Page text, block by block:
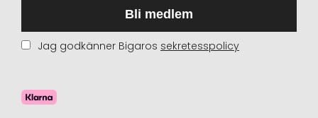
Bli medlem
Jag godkänner Bigaros sekretesspolicy